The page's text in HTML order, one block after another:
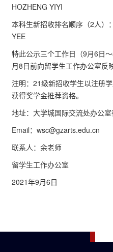
HOZHENG YIYI
本科生新招收排名顺序（2人）
YEE
特此公示三个工作日（9月6日
月8日前向留学生工作办公室反
注明：21级新招收学生以注册
获得奖学金推荐资格。
地址：大学城国际交流处办公
Email：wsc@gzarts.edu.cn
联系人：余老师
留学生工作办公室
2021年9月6日